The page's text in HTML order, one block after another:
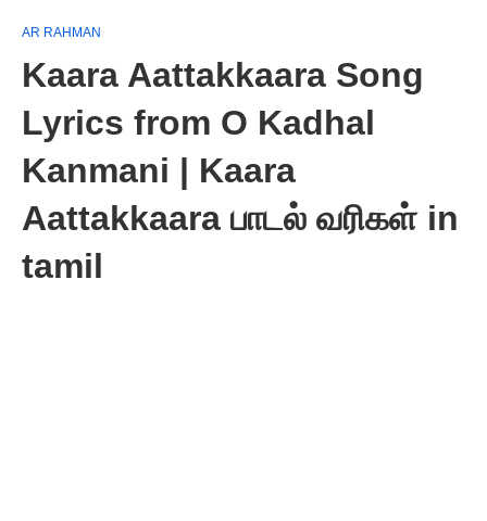
AR RAHMAN
Kaara Aattakkaara Song
Lyrics from O Kadhal
Kanmani | Kaara
Aattakkaara பாடல் வரிகள் in
tamil